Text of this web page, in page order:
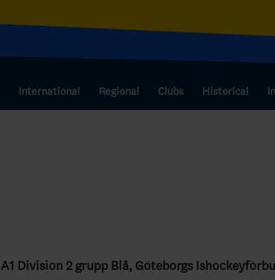
International Regional Clubs Historical
A1 Division 2 grupp Blå, Göteborgs